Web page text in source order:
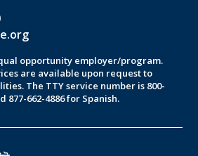
opportunity employer/program.
are available upon request to
The TTY service number is 800-
877-662-4886 for Spanish.